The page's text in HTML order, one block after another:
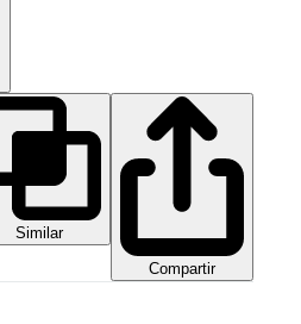
Similar
Compartir